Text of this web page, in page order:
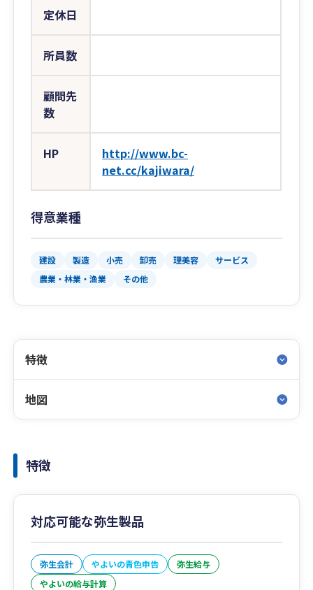
定休日
所員数
顧問先
数
HP
http://www.bc-
net.cc/kajiwara/
得意業種
建設 製造 小売 卸売 理美容
サービス
農業・林業・漁業
その他
特徴
地図
特徴
対応可能な弥生製品
弥生会計 やよいの青色申告
弥生給与
やよいの給与計算